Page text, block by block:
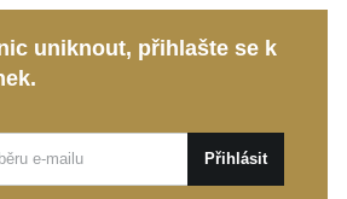
Hravý a pulsující design, který
barev a odvahu rozzářit svůj
OPÁL dokonale oživí váš outfit
dne až po nezapomenutelný
uniknout, přihlašte se k
Přihlásit